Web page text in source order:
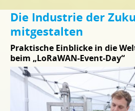
Die Industrie der
mitgestalten
Praktische Einblicke in die
beim „LoRaWAN-Event-Day“